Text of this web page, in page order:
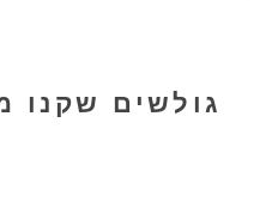
גולשים שקנו